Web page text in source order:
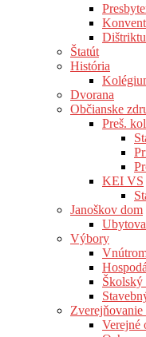
Štatút
História
Dvorana
Občianske
Preš.
KEI VS
Janoškov dom
Výbory
Verejné